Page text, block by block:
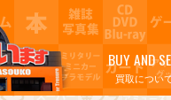
買取につい
BUY AND